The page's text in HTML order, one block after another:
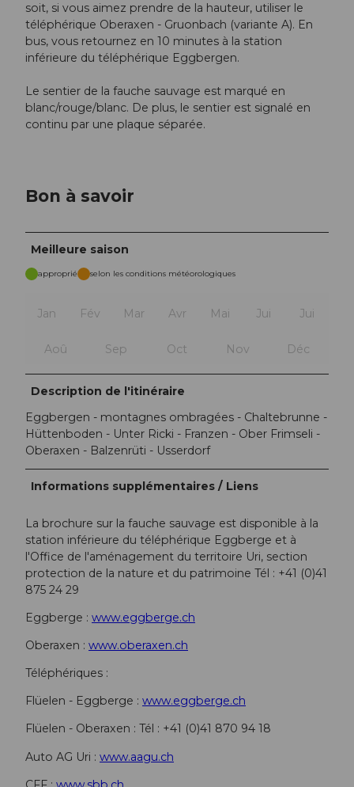
soit, si vous aimez prendre de la hauteur, utiliser le
téléphérique Oberaxen - Gruonbach (variante A). En
bus, vous retournez en 10 minutes à la station
inférieure du téléphérique Eggbergen.
Le sentier de la fauche sauvage est marqué en
blanc/rouge/blanc. De plus, le sentier est signalé en
continu par une plaque séparée.
Bon à savoir
Meilleure saison
approprié selon les conditions météorologiques
Jan Fév Mar Avr Mai Jui Jui
Aoû Sep Oct Nov Déc
Description de l'itinéraire
Eggbergen - montagnes ombragées - Chaltebrunne -
Hüttenboden - Unter Ricki - Franzen - Ober Frimseli -
Oberaxen - Balzenrüti - Usserdorf
Informations supplémentaires / Liens
La brochure sur la fauche sauvage est disponible à la
station inférieure du téléphérique Eggberge et à
l'Office de l'aménagement du territoire Uri, section
protection de la nature et du patrimoine Tél : +41 (0)41
875 24 29
Eggberge : www.eggberge.ch
Oberaxen : www.oberaxen.ch
Téléphériques :
Flüelen - Eggberge : www.eggberge.ch
Flüelen - Oberaxen : Tél : +41 (0)41 870 94 18
Auto AG Uri : www.aagu.ch